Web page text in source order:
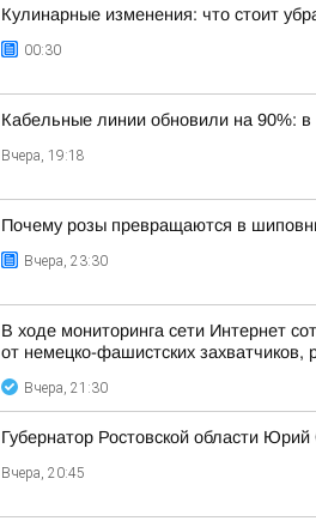
Кулинарные изменения: что стоит
00:30
Кабельные линии обновили на 90%:
Вчера, 19:18
Почему розы превращаются в
Вчера, 23:30
В ходе мониторинга сети Интернет
от немецко-фашистских захватчиков,
Вчера, 21:30
Губернатор Ростовской области
Вчера, 20:45